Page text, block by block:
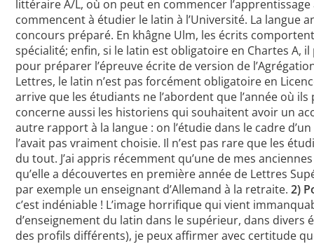
littéraire A/L, où on peut en commencer
commencent à étudier le latin à l’Université. La
concours préparé. En khâgne Ulm, les écrits
spécialité; enfin, si le latin est obligatoire en Chartes A,
pour préparer l’épreuve écrite de version de
Lettres, le latin n’est pas forcément obligatoire en
arrive que les étudiants ne l’abordent que l’année où
concerne aussi les historiens qui souhaitent avoir un
autre rapport à la langue : on l’étudie dans le cadre
l’avait pas vraiment choisie. Il n’est pas rare que les
du tout. J’ai appris récemment qu’une de mes
qu’elle a découvertes en première année de Lettres
par exemple un enseignant d’Allemand à la retraite.2)
c’est indéniable ! L’image horrifique qui vient
d’enseignement du latin dans le supérieur, dans
des profils différents), je peux affirmer avec certitude